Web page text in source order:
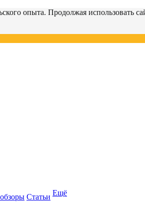
опыта. Продолжая использовать
Статьи Ещё